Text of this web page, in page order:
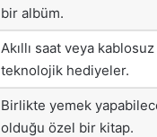
bir albüm.
Akıllı saat veya
teknolojik hediyeler.
Birlikte yemek
olduğu özel bir kitap.